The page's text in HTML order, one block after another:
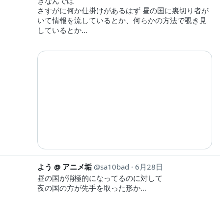
さすがに何か仕掛けがあるはず 昼の国に裏切り者が
いて情報を流しているとか、何らかの方法で覗き見
しているとか…
よう @ アニメ垢 sa10bad
6月28日
昼の国が消極的になってるのに対して
夜の国の方が先手を取った形か…